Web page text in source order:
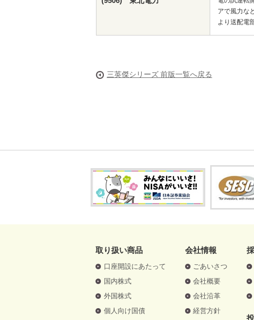
アで風力な
より送配電
三英傑シリーズ 前版一覧へ戻る
取り扱い商品
口座開設にあたって
国内株式
外国株式
個人向け国債
会社情報
ごあいさつ
会社概要
会社沿革
経営方針